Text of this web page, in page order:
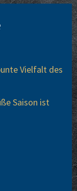
Vielfalt des
Saison ist